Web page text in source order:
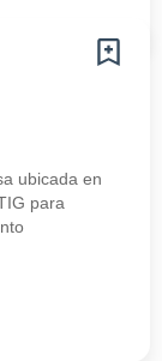
ubicada en
para